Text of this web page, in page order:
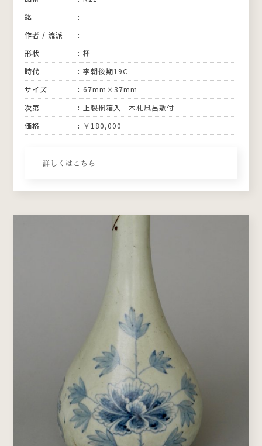
銘
-
作者 / 流派
-
形状
杯
時代
李朝後期19C
サイズ
67mm×37mm
次第
上製桐箱入 木札風呂敷付
価格
￥180,000
詳しくはこちら